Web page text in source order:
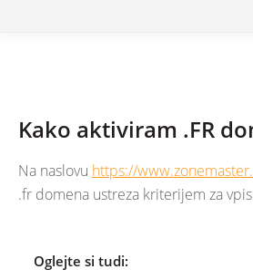
Kako aktiviram .FR
Na naslovu https://
.fr domena ustreza kriterijem za
Oglejte si tudi: